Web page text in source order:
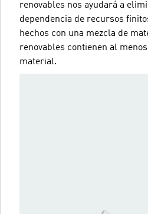
renovables nos ayudará a
dependencia de recursos
hechos con una mezcla de
renovables contienen al
material.